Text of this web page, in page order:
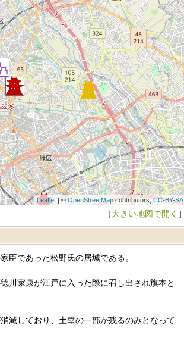
Leaflet| ©OpenStreetMapcontributors,CC-BY-SA
［大きい地図で開く ］
臣であった松野氏の居城である。
川家康が江戸に入った際に召し出され旗本と
滅しており、土塁の一部が残るのみとなって